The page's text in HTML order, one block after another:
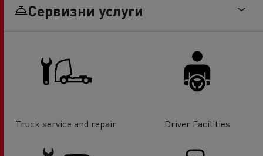
Сервизни услуги
Truck service and repair Driver Facilities